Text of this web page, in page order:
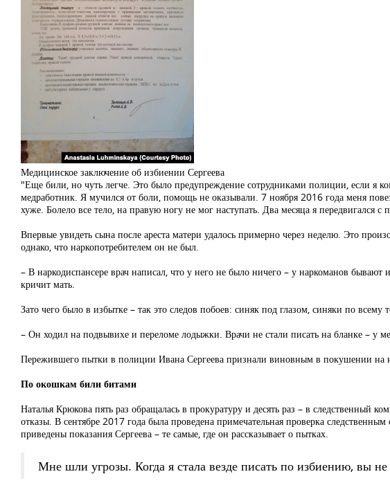
Медицинское заключение об избиении Сергеева
"Еще били, но чуть легче. Это было предупреждение сотрудниками полиции, если я
медработник. Я мучился от боли, помощь не оказывали. 7 ноября 2016 года меня
хуже. Болело все тело, на правую ногу не мог наступать. Два месяца я передвигался
Впервые увидеть сына после ареста матери удалось примерно через неделю. Это
однако, что наркопотребителем он не был.
– В наркодиспансере врач написал, что у него не было ничего – у наркоманов
кричит мать.
Зато чего было в избытке – так это следов побоев: синяк под глазом, синяки по всему
– Он ходил на подвывихе и переломе лодыжки. Врачи не стали писать на бланке – у
Пережившего пытки в полиции Ивана Сергеева признали виновным в покушении на
По окошкам били битами
Наталья Крюкова пять раз обращалась в прокуратуру и десять раз – в следственный
отказы. В сентябре 2017 года была проведена примечательная проверка
приведены показания Сергеева – те самые, где он рассказывает о пытках.
Мне шли угрозы. Когда я стала везде писать по избиению, вы не